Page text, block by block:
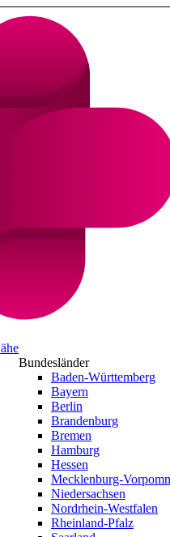
Bundesländer
Baden-Württemberg
Bayern
Berlin
Brandenburg
Bremen
Hamburg
Hessen
Mecklenburg-
Niedersachsen
Nordrhein-Westfalen
Rheinland-Pfalz